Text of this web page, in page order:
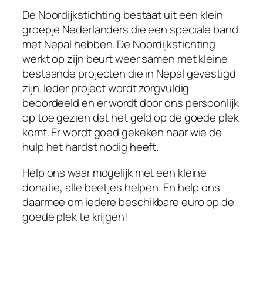
De Noordijkstichting bestaat uit een klein
groepje Nederlanders die een speciale band
met Nepal hebben. De Noordijkstichting
werkt op zijn beurt weer samen met kleine
bestaande projecten die in Nepal gevestigd
zijn. Ieder project wordt zorgvuldig
beoordeeld en er wordt door ons persoonlijk
op toe gezien dat het geld op de goede plek
komt. Er wordt goed gekeken naar wie de
hulp het hardst nodig heeft.
Help ons waar mogelijk met een kleine
donatie, alle beetjes helpen. En help ons
daarmee om iedere beschikbare euro op de
goede plek te krijgen!